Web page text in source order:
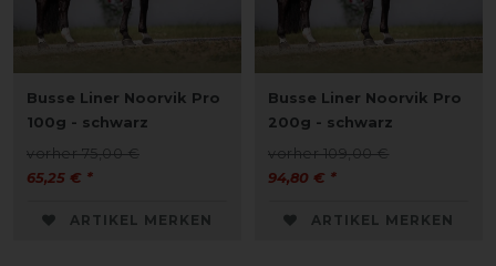
Busse Liner Noorvik Pro
100g - schwarz
vorher 75,00 €
65,25 € *
ARTIKEL MERKEN
Busse Liner Noorvik Pro
200g - schwarz
vorher 109,00 €
94,80 € *
ARTIKEL MERKEN